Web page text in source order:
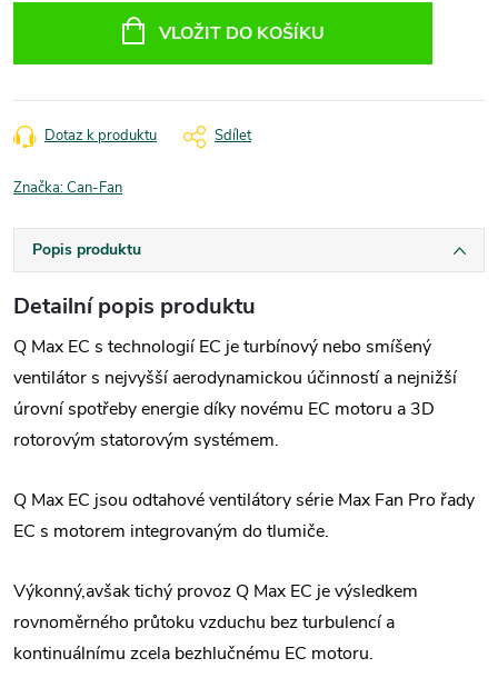
VLOŽIT DO KOŠÍKU
Dotaz k produktu Sdílet
Značka:Can-Fan
Popis produktu
Detailní popis produktu
Q Max EC s technologií EC je turbínový nebo smíšený
ventilátor s nejvyšší aerodynamickou účinností a nejnižší
úrovní spotřeby energie díky novému EC motoru a 3D
rotorovým statorovým systémem.
Q Max EC jsou odtahové ventilátory série Max Fan Pro řady
EC s motorem integrovaným do tlumiče.
Výkonný,avšak tichý provoz Q Max EC je výsledkem
rovnoměrného průtoku vzduchu bez turbulencí a
kontinuálnímu zcela bezhlučnému EC motoru.